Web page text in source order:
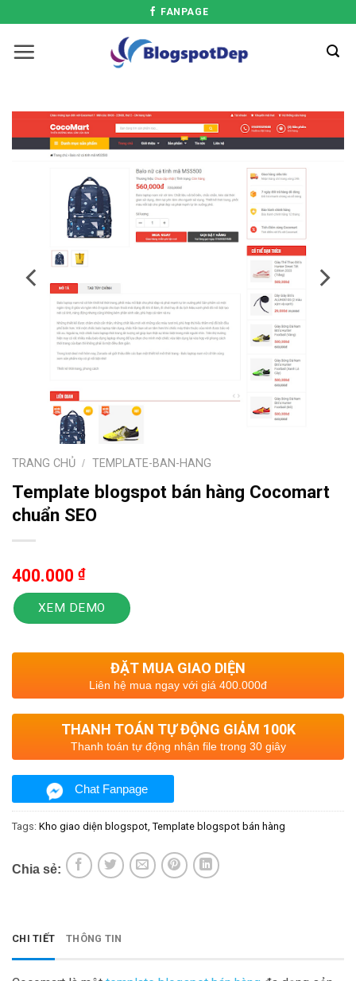
FANPAGE
TRANG CHỦ / TEMPLATE-BAN-HANG
Template blogspot bán hàng Cocomart
chuẩn SEO
400.000 ₫
XEM DEMO
ĐẶT MUA GIAO DIỆN
Liên hệ mua ngay với giá 400.000đ
THANH TOÁN TỰ ĐỘNG GIẢM 100K
Thanh toán tự động nhận file trong 30 giây
Chat Fanpage
Tags: Kho giao diện blogspot Template blogspot bán hàng
Chia sẻ:
CHI TIẾT THÔNG TIN